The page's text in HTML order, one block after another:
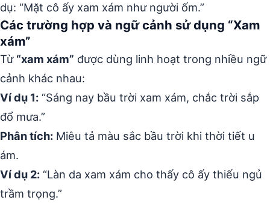
dụ: “Mặt cô ấy xam xám như người ốm.”
Các trường hợp và ngữ cảnh sử dụng “Xam
xám”
Từ “xam xám” được dùng linh hoạt trong nhiều ngữ
cảnh khác nhau:
Ví dụ 1: “Sáng nay bầu trời xam xám, chắc trời sắp
đổ mưa.”
Phân tích: Miêu tả màu sắc bầu trời khi thời tiết u
ám.
Ví dụ 2: “Làn da xam xám cho thấy cô ấy thiếu ngủ
trầm trọng.”